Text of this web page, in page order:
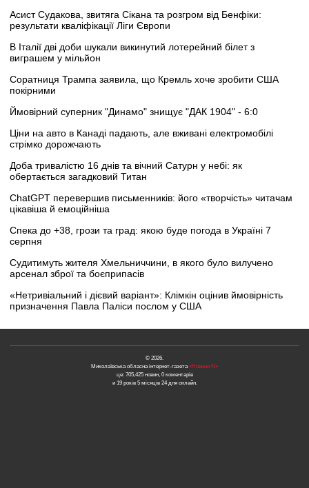
Асист Судакова, звитяга Сікана та розгром від Бенфіки:
результати кваліфікації Ліги Європи
В Італії дві доби шукали викинутий лотерейний білет з
виграшем у мільйон
Соратниця Трампа заявила, що Кремль хоче зробити США
покірними
Ймовірний суперник "Динамо" знищує "ДАК 1904" - 6:0
Ціни на авто в Канаді падають, але вживані електромобілі
стрімко дорожчають
Доба тривалістю 16 днів та вічний Сатурн у небі: як
обертається загадковий Титан
ChatGPT перевершив письменників: його «творчість» читачам
цікавіша й емоційніша
Спека до +38, грози та град: якою буде погода в Україні 7
серпня
Судитимуть жителя Хмельниччини, в якого було вилучено
арсенал зброї та боєприпасів
«Нетривіальний і дієвий варіант»: Клімкін оцінив ймовірність
призначення Павла Паліси послом у США
© 2026.
Миколаївська обласна інтернет-газета«Новини N»
це: 705,425 новин, 0 коментарів
и 19 років 5 місяців 24 дня онлайн.